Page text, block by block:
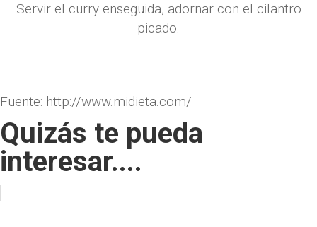
Servir el curry enseguida, adornar con el cilantro
picado.
Fuente: http://www.midieta.com/
Quizás te pueda
interesar....